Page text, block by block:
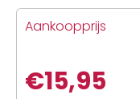
Aankoopprijs
€15,95